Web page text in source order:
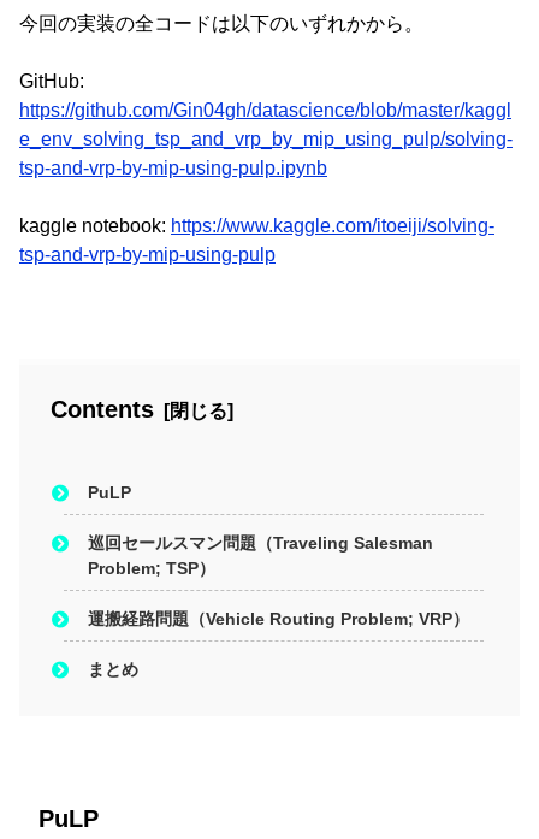
今回の実装の全コードは以下のいずれかから。
GitHub:
https://github.com/Gin04gh/datascience/blob/master/kaggl
e_env_solving_tsp_and_vrp_by_mip_using_pulp/solving-
tsp-and-vrp-by-mip-using-pulp.ipynb
kaggle notebook: https://www.kaggle.com/itoeiji/solving-
tsp-and-vrp-by-mip-using-pulp
Contents
PuLP
巡回セールスマン問題（Traveling Salesman
Problem; TSP）
運搬経路問題（Vehicle Routing Problem; VRP）
まとめ
PuLP